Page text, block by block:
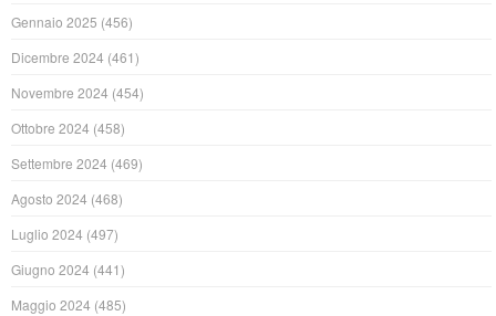
Gennaio 2025 (456)
Dicembre 2024 (461)
Novembre 2024 (454)
Ottobre 2024 (458)
Settembre 2024 (469)
Agosto 2024 (468)
Luglio 2024 (497)
Giugno 2024 (441)
Maggio 2024 (485)